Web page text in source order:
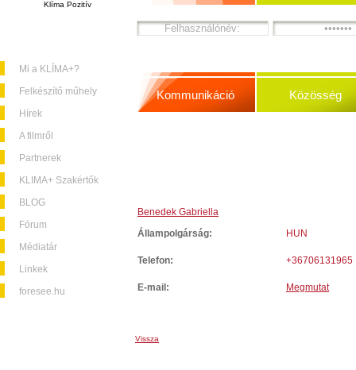
Klíma Pozitív
Mi a KLÍMA+?
Felkészítő műhely
Hírek
A filmről
Partnerek
KLIMA+ Szakértők
BLOG
Fórum
Médiatár
Linkek
foresee.hu
Kommunikáció Közösség
Benedek Gabriella
Állampolgárság:
HUN
Telefon: +36706131965
E-mail: Megmutat
Vissza